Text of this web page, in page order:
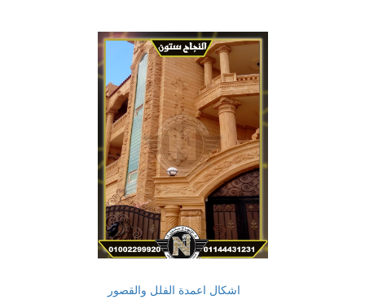
اشكال اعمدة الفلل والقصور